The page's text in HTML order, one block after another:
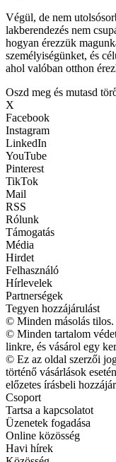
Végül, de nem
lakberendezés nem
hogyan érezzük
személyiségünket, és
ahol valóban otthon
Oszd meg és mutasd
X
Facebook
Instagram
LinkedIn
YouTube
Pinterest
TikTok
Mail
RSS
Rólunk
Támogatás
Média
Hirdet
Felhasználó
Hírlevelek
Partnerségek
Tegyen hozzájárulást
© Minden másolás tilos.
© Minden tartalom
linkre, és vásárol egy
© Ez az oldal szerzői
történő vásárlások
előzetes írásbeli
Csoport
Tartsa a kapcsolatot
Üzenetek fogadása
Online közösség
Havi hírek